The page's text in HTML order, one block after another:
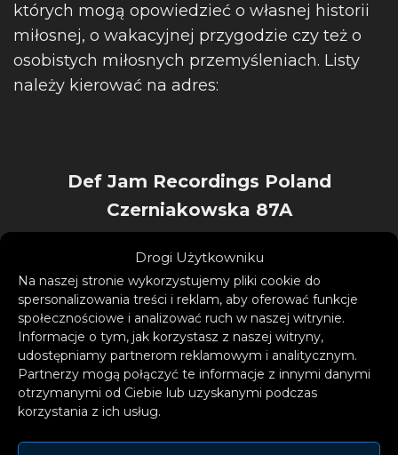
Drogi Użytkowniku
Na naszej stronie wykorzystujemy pliki cookie do
spersonalizowania treści i reklam, aby oferować funkcje
społecznościowe i analizować ruch w naszej witrynie.
Informacje o tym, jak korzystasz z naszej witryny,
udostępniamy partnerom reklamowym i analitycznym.
Partnerzy mogą połączyć te informacje z innymi danymi
otrzymanymi od Ciebie lub uzyskanymi podczas
korzystania z ich usług.
których mogą opowiedzieć o własnej historii
miłosnej, o wakacyjnej przygodzie czy też o
osobistych miłosnych przemyśleniach. Listy
należy kierować na adres:
Def Jam Recordings Poland
Czerniakowska 87A
00-718 Warszawa
z dopiskiem: LIST DO ZALII
Zalia opowiada historię miłosną, która
pozwala na wzajemne porozumienie bez
słów. Mimo przeszkód i rozłąki, jest w niej
miejsce na szczęśliwy powrót do siebie. Mówi